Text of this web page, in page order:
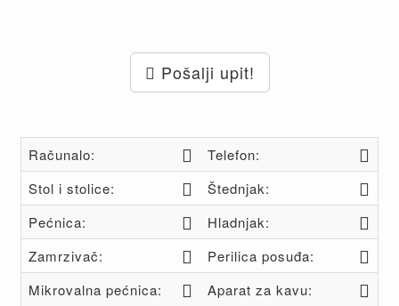
Pošalji upit!
Računalo:
Telefon:
Stol i stolice:
Štednjak:
Pećnica:
Hladnjak:
Zamrzivač:
Perilica posuđa:
Mikrovalna pećnica:
Aparat za kavu: